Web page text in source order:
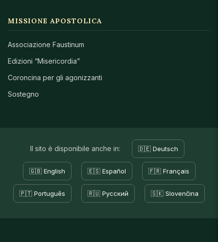
MISSIONE APOSTOLICA
Associazione Faustinum
Edizioni “Misericordia”
Coroncina per gli agonizzanti
Sostegno
Il sito è disponibile anche in: 🇩🇪 Deutsch
🇬🇧 English 🇪🇸 Español 🇫🇷 Français
🇵🇹 Português 🇷🇺 Русский 🇸🇰 Slovenčina